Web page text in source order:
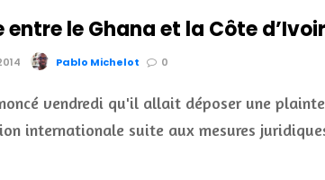
le Ghana et la Côte
Pablo Michelot 0
vendredi qu'il allait déposer une plainte
internationale suite aux mesures